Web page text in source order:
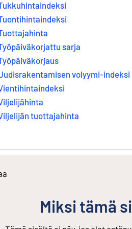
sarja
volyymi-indeksi
tuottajahinta
Miksi tämä